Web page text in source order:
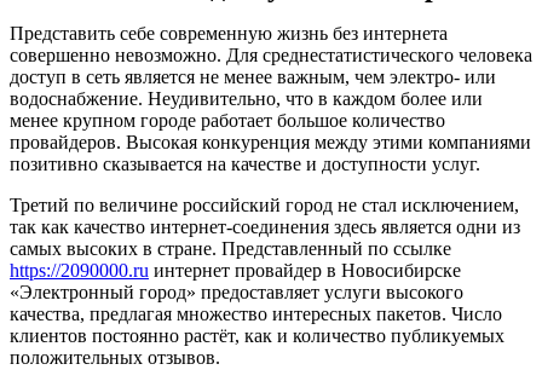
Представить себе современную жизнь без интернета
совершенно невозможно. Для среднестатистического человека
доступ в сеть является не менее важным, чем электро- или
водоснабжение. Неудивительно, что в каждом более или
менее крупном городе работает большое количество
провайдеров. Высокая конкуренция между этими компаниями
позитивно сказывается на качестве и доступности услуг.
Третий по величине российский город не стал исключением,
так как качество интернет-соединения здесь является одни из
самых высоких в стране. Представленный по ссылке
https://2090000.ru интернет провайдер в Новосибирске
«Электронный город» предоставляет услуги высокого
качества, предлагая множество интересных пакетов. Число
клиентов постоянно растёт, как и количество публикуемых
положительных отзывов.